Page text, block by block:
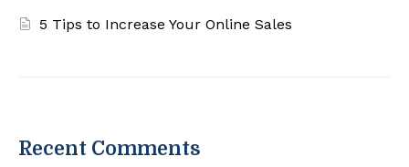
5 Tips to Increase Your Online Sales
Recent Comments